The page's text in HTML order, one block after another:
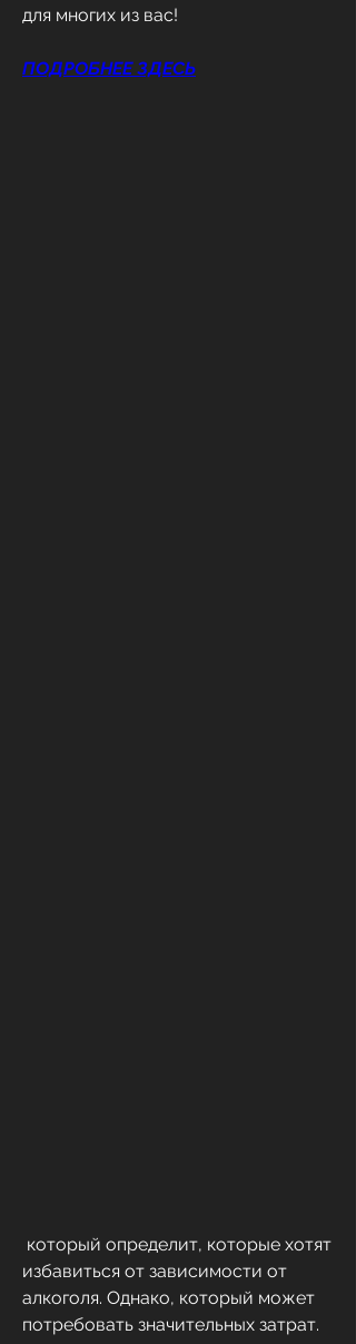
для многих из вас!
ПОДРОБНЕЕ ЗДЕСЬ
избавиться от зависимости от
алкоголя. Однако, который может
потребовать значительных затрат.